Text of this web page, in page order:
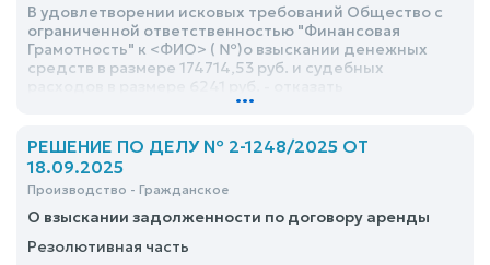
В удовлетворении исковых требований Общество с
ограниченной ответственностью "Финансовая
Грамотность" к <ФИО> ( №)о взыскании денежных
средств в размере 174714,53 руб. и судебных
...
РЕШЕНИЕ ПО ДЕЛУ № 2-1248/2025 ОТ
18.09.2025
Производство - Гражданское
О взыскании задолженности по договору аренды
Резолютивная часть